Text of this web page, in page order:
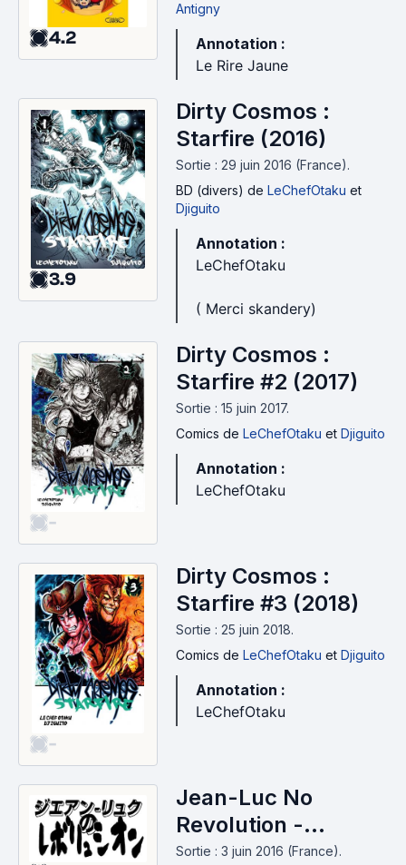
4.2
Antigny
Annotation :
Le Rire Jaune
3.9
Dirty Cosmos :
Starfire (2016)
Sortie : 29 juin 2016 (France).
BD (divers) de LeChefOtaku et
Djiguito
Annotation :
LeChefOtaku
( Merci skandery)
-
Dirty Cosmos :
Starfire #2 (2017)
Sortie : 15 juin 2017.
Comics de LeChefOtaku et Djiguito
Annotation :
LeChefOtaku
-
Dirty Cosmos :
Starfire #3 (2018)
Sortie : 25 juin 2018.
Comics de LeChefOtaku et Djiguito
Annotation :
LeChefOtaku
Jean-Luc No
Revolution -
L'Absolution de
Sortie : 3 juin 2016 (France).